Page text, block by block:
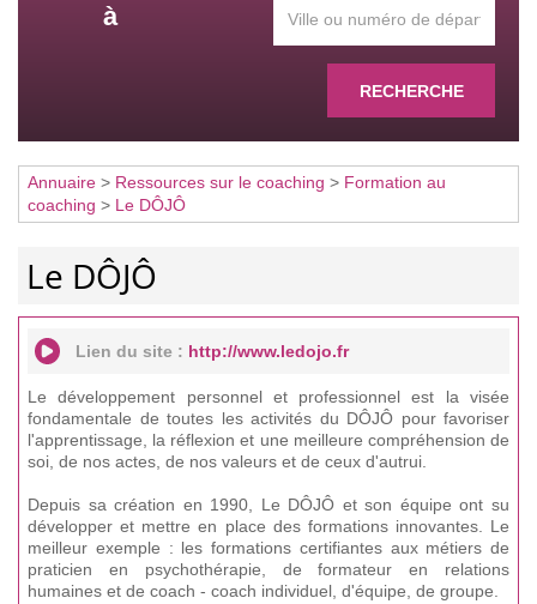
à
RECHERCHE
Annuaire > Ressources sur le coaching > Formation au
coaching > Le DÔJÔ
Le DÔJÔ
Lien du site : http://www.ledojo.fr
Le développement personnel et professionnel est la visée
fondamentale de toutes les activités du DÔJÔ pour favoriser
l'apprentissage, la réflexion et une meilleure compréhension de
soi, de nos actes, de nos valeurs et de ceux d'autrui.
Depuis sa création en 1990, Le DÔJÔ et son équipe ont su
développer et mettre en place des formations innovantes. Le
meilleur exemple : les formations certifiantes aux métiers de
praticien en psychothérapie, de formateur en relations
humaines et de coach - coach individuel, d'équipe, de groupe.